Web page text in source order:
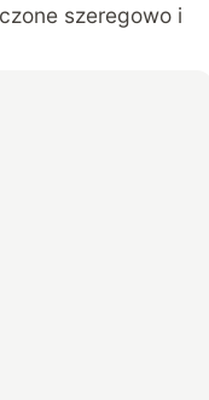
szeregowo i